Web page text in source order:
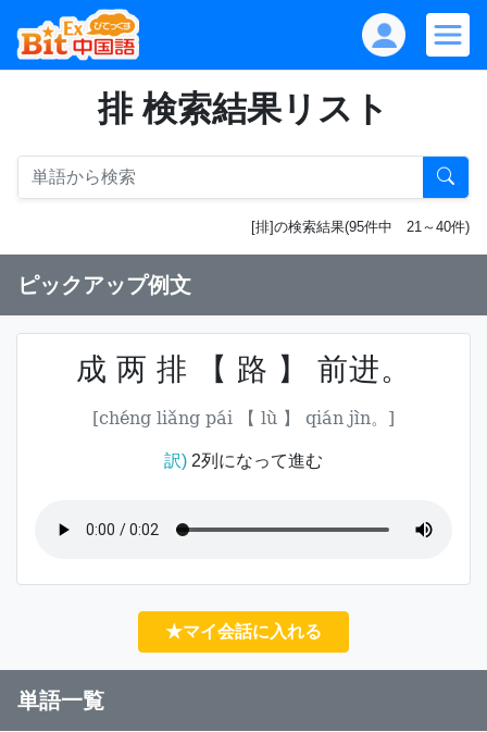
排 検索結果リスト
[排]の検索結果(95件中 21～40件)
ピックアップ例文
成 两 排 【 路 】 前进。
[chéng liǎng pái 【 lù 】 qián jìn。]
訳) 2列になって進む
★マイ会話に入れる
単語一覧